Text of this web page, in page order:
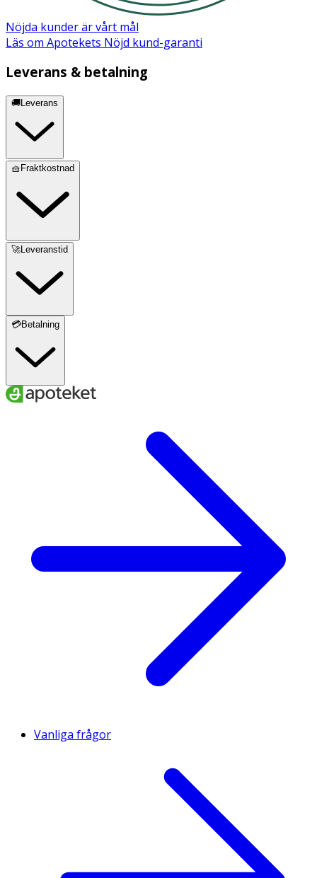
Nöjda kunder är vårt mål
Läs om Apotekets Nöjd kund-garanti
Leverans & betalning
🚚Leverans
🧺Fraktkostnad
🚀Leveranstid
💳Betalning
Vanliga frågor